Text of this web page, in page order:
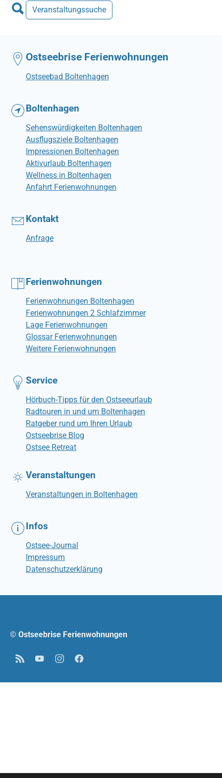
Veranstaltungssuche
Ostseebrise Ferienwohnungen
Ostseebad Boltenhagen
Boltenhagen
Sehenswürdigkeiten Boltenhagen
Ausflugsziele Boltenhagen
Impressionen Boltenhagen
Aktivurlaub Boltenhagen
Wellness in Boltenhagen
Anfahrt Ferienwohnungen
Kontakt
Anfrage
Ferienwohnungen
Ferienwohnungen Boltenhagen
Ferienwohnungen 2 Schlafzimmer
Lage Ferienwohnungen
Glossar Ferienwohnungen
Weitere Ferienwohnungen
Service
Hörbuch-Tipps für den Ostseeurlaub
Radtouren in und um Boltenhagen
Ratgeber rund um Ihren Urlaub
Ostseebrise Blog
Ostsee Retreat
Veranstaltungen
Veranstaltungen in Boltenhagen
Infos
Ostsee-Journal
Impressum
Datenschutzerklärung
© Ostseebrise Ferienwohnungen
RSS YouTubeInstagramFacebook